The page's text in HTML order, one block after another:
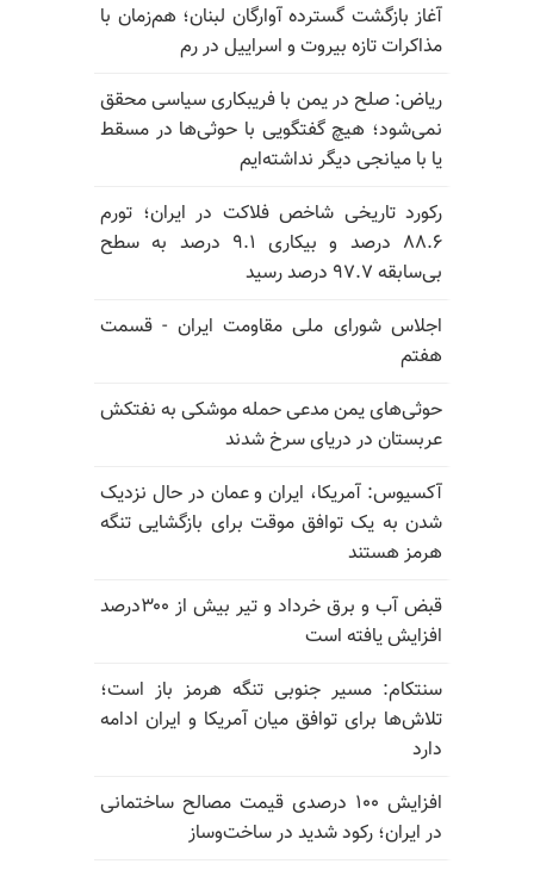
آغاز بازگشت گسترده آوارگان لبنان؛ هم‌زمان با
مذاکرات تازه بیروت و اسراییل در رم
ریاض: صلح در یمن با فریبکاری سیاسی محقق
نمی‌شود؛ هیچ گفتگویی با حوثی‌ها در مسقط
یا با میانجی دیگر نداشته‌ایم
رکورد تاریخی شاخص فلاکت در ایران؛ تورم
۸۸.۶ درصد و بیکاری ۹.۱ درصد به سطح
بی‌سابقه ۹۷.۷ درصد رسید
اجلاس شورای ملی مقاومت ایران - قسمت
هفتم
حوثی‌های یمن مدعی حمله موشکی به نفتکش
عربستان در دریای سرخ شدند
آکسیوس: آمریکا، ایران و عمان در حال نزدیک
شدن به یک توافق موقت برای بازگشایی تنگه
هرمز هستند
قبض آب و برق خرداد و تیر بیش از ۳۰۰درصد
افزایش یافته است
سنتکام: مسیر جنوبی تنگه هرمز باز است؛
تلاش‌ها برای توافق میان آمریکا و ایران ادامه
دارد
افزایش ۱۰۰ درصدی قیمت مصالح ساختمانی
در ایران؛ رکود شدید در ساخت‌وساز